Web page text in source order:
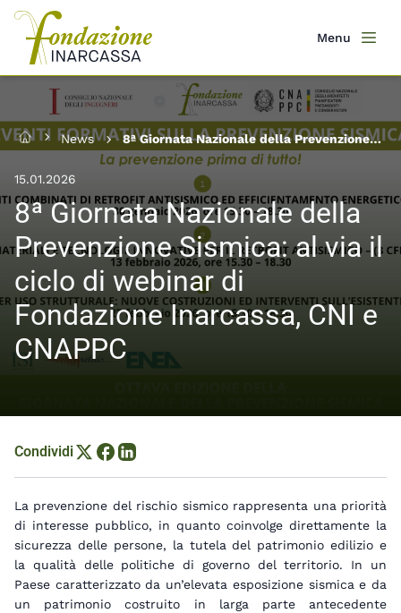
Salta
contenuto
principale
Menu
Home News
8ª Giornata Nazionale della Prevenzione
Sismica: al via il ciclo di webinar di
Fondazione Inarcassa, CNI e CNAPPC
15.01.2026
8ª Giornata Nazionale della
Prevenzione Sismica: al via il
ciclo di webinar di
Fondazione Inarcassa, CNI e
CNAPPC
Condividi
Condividi su X
Condividi su Facebook
Condividi su LinkedIn
La prevenzione del rischio sismico rappresenta una priorità
di interesse pubblico, in quanto coinvolge direttamente la
sicurezza delle persone, la tutela del patrimonio edilizio e
la qualità delle politiche di governo del territorio. In un
Paese caratterizzato da un’elevata esposizione sismica e da
un patrimonio costruito in larga parte antecedente